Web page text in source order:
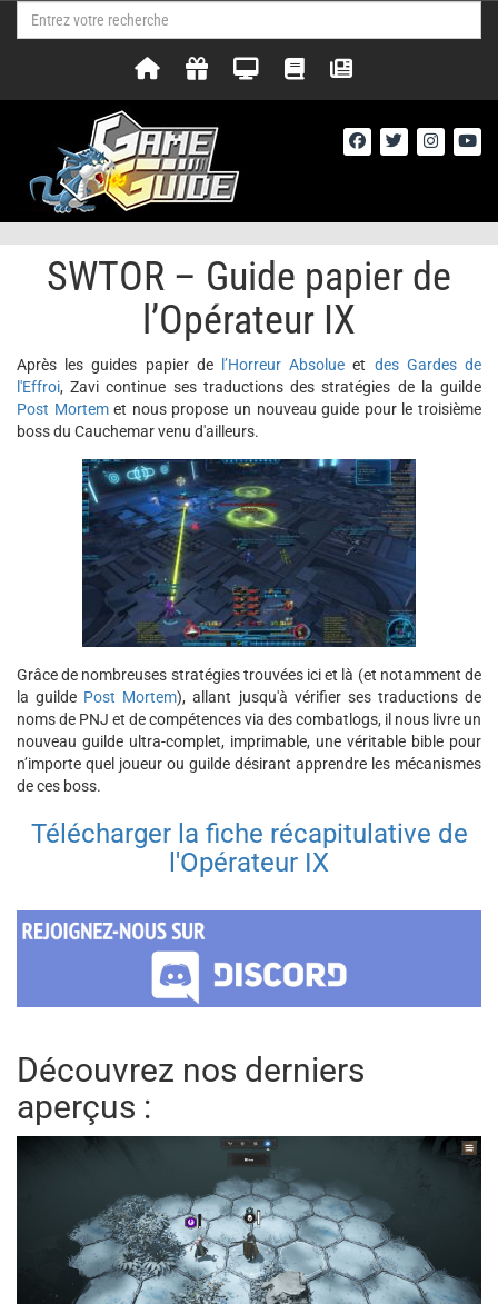
SWTOR – Guide papier de
l’Opérateur IX
Après les guides papier de l’Horreur Absolue et des Gardes de
l'Effroi, Zavi continue ses traductions des stratégies de la guilde
Post Mortemet nous propose un nouveau guide pour le troisième
boss du Cauchemar venu d'ailleurs.
Grâce de nombreuses stratégies trouvées ici et là (et notamment de
la guilde Post Mortem), allant jusqu'à vérifier ses traductions de
noms de PNJ et de compétences via des combatlogs, il nous livre un
nouveau guilde ultra-complet, imprimable, une véritable bible pour
n’importe quel joueur ou guilde désirant apprendre les mécanismes
de ces boss.
Télécharger la fiche récapitulative de
l'Opérateur IX
Découvrez nos derniers
aperçus :